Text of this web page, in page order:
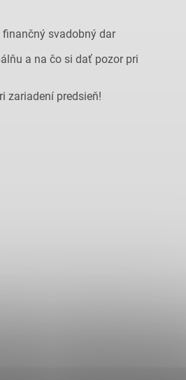
svadobný dar
a na čo si dať pozor pri
zariadení predsieň!